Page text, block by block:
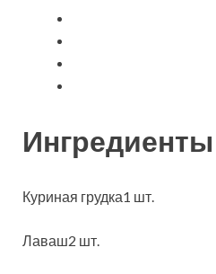
Ингредиенты
Куриная грудка1 шт.
Лаваш2 шт.